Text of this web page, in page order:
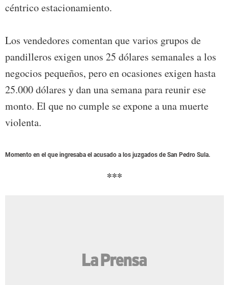
céntrico estacionamiento.
Los vendedores comentan que varios grupos de
pandilleros exigen unos 25 dólares semanales a los
negocios pequeños, pero en ocasiones exigen hasta
25.000 dólares y dan una semana para reunir ese
monto. El que no cumple se expone a una muerte
violenta.
Momento en el que ingresaba el acusado a los juzgados de San Pedro Sula.
***